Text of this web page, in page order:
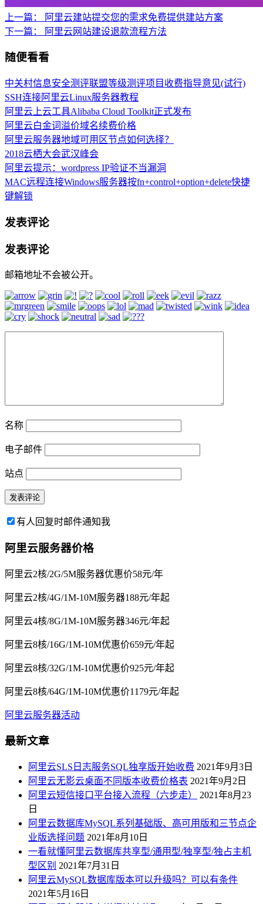
上一篇：
阿里云建站提交您的需求免费提供建站方案
下一篇：
阿里云网站建设退款流程方法
随便看看
中关村信息安全测评联盟等级测评项目收费指导意见(试行)
SSH连接阿里云Linux服务器教程
阿里云上云工具Alibaba Cloud Toolkit正式发布
阿里云白金词溢价域名续费价格
阿里云服务器地域可用区节点如何选择？
2018云栖大会武汉峰会
阿里云提示：wordpress IP验证不当漏洞
MAC远程连接Windows服务器按fn+control+option+delete快捷
键解锁
发表评论
发表评论
邮箱地址不会被公开。
名称
电子邮件
站点
有人回复时邮件通知我
阿里云服务器价格
阿里云2核/2G/5M服务器优惠价58元/年
阿里云2核/4G/1M-10M服务器188元/年起
阿里云4核/8G/1M-10M服务器346元/年起
阿里云8核/16G/1M-10M优惠价659元/年起
阿里云8核/32G/1M-10M优惠价925元/年起
阿里云8核/64G/1M-10M优惠价1179元/年起
阿里云服务器活动
最新文章
阿里云SLS日志服务SQL独享版开始收费 2021年9月3日
阿里云无影云桌面不同版本收费价格表 2021年9月2日
阿里云短信接口平台接入流程（六步走）
2021年8月23
日
阿里云数据库MySQL系列基础版、高可用版和三节点企
业版选择问题 2021年8月10日
一看就懂阿里云数据库共享型/通用型/独享型/独占主机
型区别 2021年7月31日
阿里云MySQL数据库版本可以升级吗？可以有条件
2021年5月16日